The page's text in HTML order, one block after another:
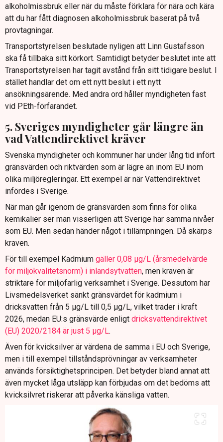
alkoholmissbruk eller när du måste förklara för nära och kära
att du har fått diagnosen alkoholmissbruk baserat på två
provtagningar.
Transportstyrelsen beslutade nyligen att Linn Gustafsson
ska få tillbaka sitt körkort. Samtidigt betyder beslutet inte att
Transportstyrelsen har tagit avstånd från sitt tidigare beslut. I
stället handlar det om ett nytt beslut i ett nytt
ansökningsärende. Med andra ord håller myndigheten fast
vid PEth-förfarandet.
5. Sveriges myndigheter går längre än
vad Vattendirektivet kräver
Svenska myndigheter och kommuner har under lång tid infört
gränsvärden och riktvärden som är lägre än inom EU inom
olika miljöregleringar. Ett exempel är när Vattendirektivet
infördes i Sverige.
När man går igenom de gränsvärden som finns för olika
kemikalier ser man visserligen att Sverige har samma nivåer
som EU. Men sedan händer något i tillämpningen. Då skärps
kraven.
För till exempel Kadmium gäller 0,08 µg/L (årsmedelvärde
för miljökvalitetsnorm) i inlandsytvatten, men kraven är
striktare för miljöfarlig verksamhet i Sverige. Dessutom har
Livsmedelsverket sänkt gränsvärdet för kadmium i
dricksvatten från 5 µg/L till 0,5 µg/L, vilket träder i kraft
2026, medan EU:s gränsvärde enligt dricksvattendirektivet
(EU) 2020/2184 är just 5 µg/L.
Även för kvicksilver är värdena de samma i EU och Sverige,
men i till exempel tillståndsprövningar av verksamheter
används försiktighetsprincipen. Det betyder bland annat att
även mycket låga utsläpp kan förbjudas om det bedöms att
kvicksilvret riskerar att påverka känsliga vatten.